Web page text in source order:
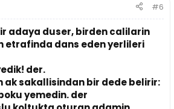
#6
adaya duser, birden calilarin
etrafinda dans eden yerlileri
der.
ak sakallisindan bir dede belirir:
yemedin. der